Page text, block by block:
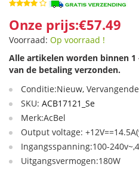
Onze prijs:€57.49
Voorraad: Op voorraad !
Alle artikelen worden binnen
van de betaling verzonden.
Conditie:Nieuw, Vervangende
SKU: ACB17121_Se
Merk:AcBel
Output voltage:
Ingangsspanning:100-
Uitgangsvermogen:180W